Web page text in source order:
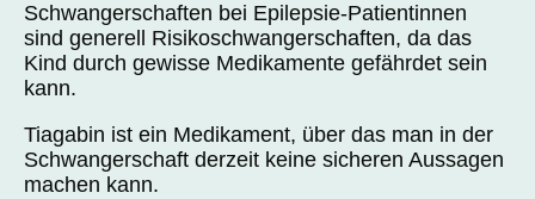
Schwangerschaften bei Epilepsie-Patientinnen
sind generell Risikoschwangerschaften, da das
Kind durch gewisse Medikamente gefährdet sein
kann.
Tiagabin ist ein Medikament, über das man in der
Schwangerschaft derzeit keine sicheren Aussagen
machen kann.